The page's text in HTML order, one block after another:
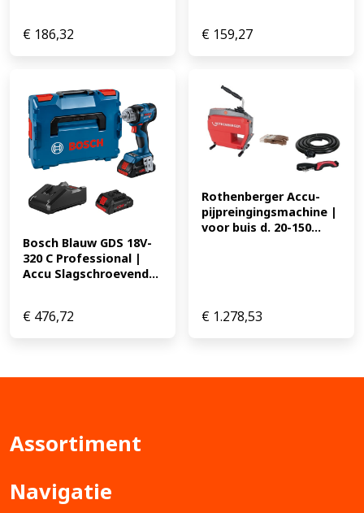
€ 186,32 € 159,27
Bosch Blauw GDS 18V-
320 C Professional |
Accu Slagschroevend...
€ 476,72
Rothenberger Accu-
pijpreingingsmachine |
voor buis d. 20-150...
€ 1.278,53
Assortiment
Navigatie